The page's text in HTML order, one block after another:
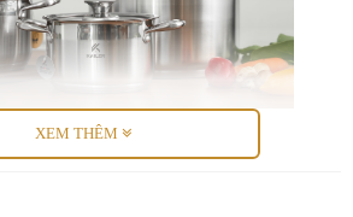
cấp
sản xuất từ inox 304 cao cấp – chất
XEM THÊM